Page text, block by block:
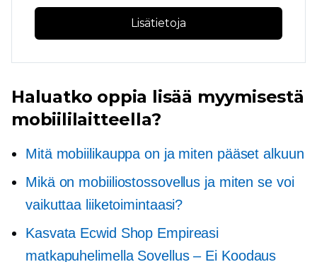
Lisätietoja
Haluatko oppia lisää myymisestä
mobiililaitteella?
Mitä mobiilikauppa on ja miten pääset alkuun
Mikä on mobiiliostossovellus ja miten se voi
vaikuttaa liiketoimintaasi?
Kasvata Ecwid Shop Empireasi
matkapuhelimella Sovellus – Ei Koodaus